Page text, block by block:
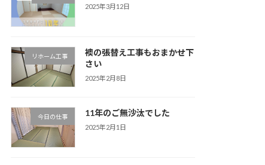
2025年3月12日
リホーム工事
襖の張替え工事もおまかせ下
さい
2025年2月8日
今日の仕事 11年のご無沙汰でした
2025年2月1日